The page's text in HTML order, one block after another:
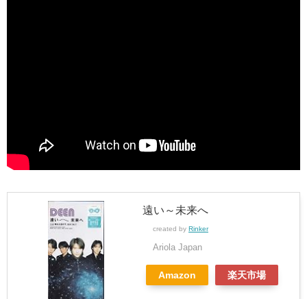
遠い～未来へ
created by Rinker
Ariola Japan
Amazon 楽天市場